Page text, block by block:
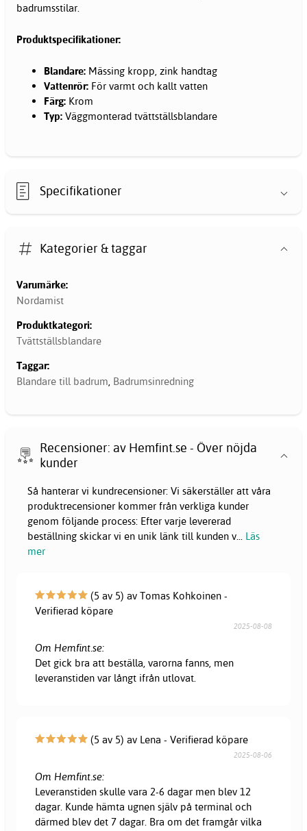
badrumsstilar.
Produktspecifikationer:
Blandare: Mässing kropp, zink handtag
Vattenrör: För varmt och kallt vatten
Färg: Krom
Typ: Väggmonterad tvättställsblandare
Specifikationer
Kategorier & taggar
Varumärke:
Nordamist
Produktkategori:
Tvättställsblandare
Taggar:
Blandare till badrum, Badrumsinredning
Recensioner: av Hemfint.se - Över nöjda
kunder
Så hanterar vi kundrecensioner: Vi säkerställer att våra
produktrecensioner kommer från verkliga kunder
genom följande process: Efter varje levererad
beställning skickar vi en unik länk till kunden v... Läs
mer
(5 av 5) av Tomas Kohkoinen -
Verifierad köpare
2025-08-08
Om Hemfint.se:
Det gick bra att beställa, varorna fanns, men
leveranstiden var långt ifrån utlovat.
(5 av 5) av Lena - Verifierad köpare
2025-08-06
Om Hemfint.se:
Leveranstiden skulle vara 2-6 dagar men blev 12
dagar. Kunde hämta ugnen själv på terminal och
därmed blev det 7 dagar. Bra om det framgår vilka